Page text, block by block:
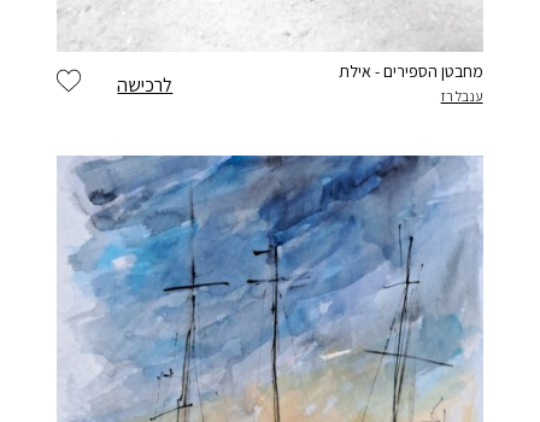
לרכישה
מחבטן הספירים - אילת
ענבל רז